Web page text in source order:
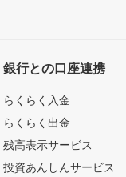
銀行との口座連携
らくらく入金
らくらく出金
残高表示サービス
投資あんしんサービス